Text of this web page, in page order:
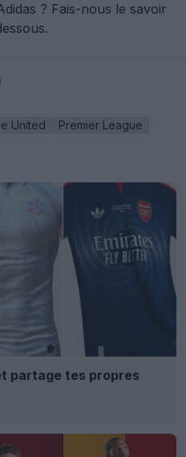
? Fais-nous le savoir
United
Premier League
partage tes propres